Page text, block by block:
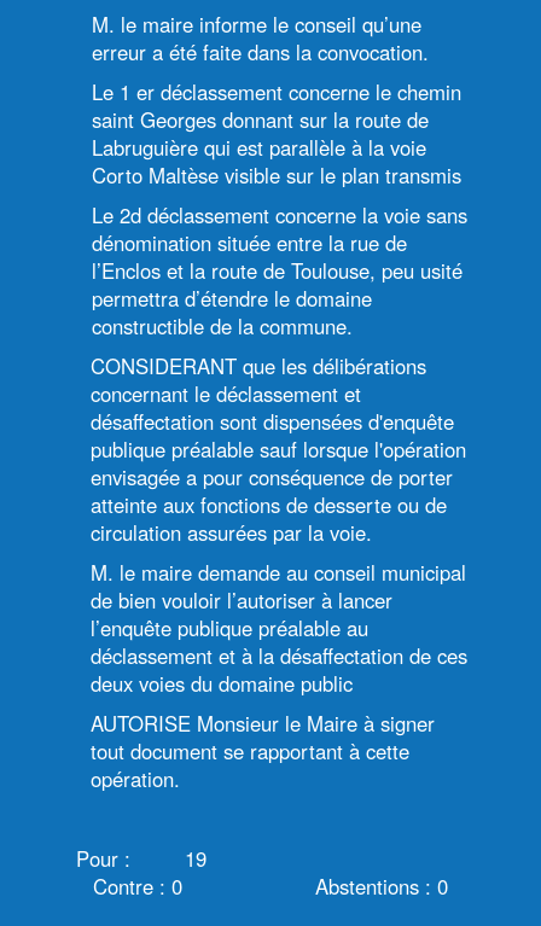
M. le maire informe le conseil qu’une
erreur a été faite dans la convocation.
Le 1 er déclassement concerne le chemin
saint Georges donnant sur la route de
Labruguière qui est parallèle à la voie
Corto Maltèse visible sur le plan transmis
Le 2d déclassement concerne la voie sans
dénomination située entre la rue de
l’Enclos et la route de Toulouse, peu usité
permettra d’étendre le domaine
constructible de la commune.
CONSIDERANT que les délibérations
concernant le déclassement et
désaffectation sont dispensées d'enquête
publique préalable sauf lorsque l'opération
envisagée a pour conséquence de porter
atteinte aux fonctions de desserte ou de
circulation assurées par la voie.
M. le maire demande au conseil municipal
de bien vouloir l’autoriser à lancer
l’enquête publique préalable au
déclassement et à la désaffectation de ces
deux voies du domaine public
AUTORISE Monsieur le Maire à signer
tout document se rapportant à cette
opération.
Pour : 19
Contre : 0 Abstentions : 0